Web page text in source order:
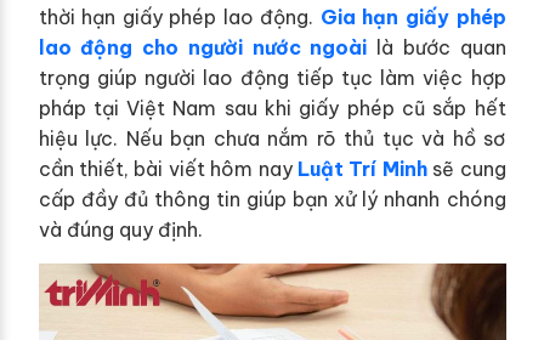
thời hạn giấy phép lao động. Gia hạn giấy phép
lao động cho người nước ngoài là bước quan
trọng giúp người lao động tiếp tục làm việc hợp
pháp tại Việt Nam sau khi giấy phép cũ sắp hết
hiệu lực. Nếu bạn chưa nắm rõ thủ tục và hồ sơ
cần thiết, bài viết hôm nay Luật Trí Minhsẽ cung
cấp đầy đủ thông tin giúp bạn xử lý nhanh chóng
và đúng quy định.